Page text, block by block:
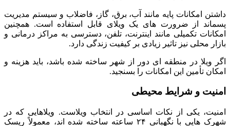
داشتن امکانات پایه مانند آب، برق، گاز، فاضلاب و سیستم مدیریت
پسماند از ضرورت های یک ویلای قابل استفاده است. همچنین
امکانات تکمیلی مانند اینترنت، تلفن، دسترسی به مراکز درمانی و
بازار محلی نیز تاثیر زیادی بر کیفیت زندگی دارد.
اگر ویلا در منطقه ای دور از شهر ساخته شده باشد، باید هزینه و
امکان تأمین این امکانات را بسنجید.
امنیت و شرایط محیطی
امنیت، یکی از نکات اساسی در انتخاب ویلاست. ویلاهایی که در
شهرک هایی با نگهبانی ۲۴ ساعته ساخته شده اند، معمولاً ریسک